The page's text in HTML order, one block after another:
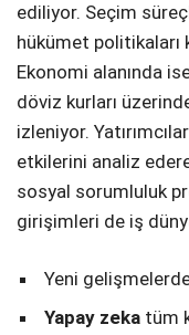
ediliyor. Seçim
hükümet politikaları
Ekonomi alanında
döviz kurları
izleniyor.
etkilerini analiz
sosyal sorumluluk
girişimleri de iş
Yeni
Yapay zeka tüm